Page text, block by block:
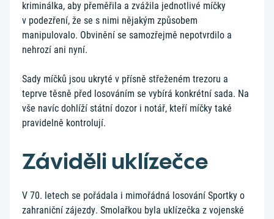
kriminálka, aby přeměřila a zvážila jednotlivé míčky
v podezření, že se s nimi nějakým způsobem
manipulovalo. Obvinění se samozřejmě nepotvrdilo a
nehrozí ani nyní.
Sady míčků jsou ukryté v přísně střeženém trezoru a
teprve těsně před losováním se vybírá konkrétní sada. Na
vše navíc dohlíží státní dozor i notář, kteří míčky také
pravidelně kontrolují.
Záviděli uklízečce
V 70. letech se pořádala i mimořádná losování Sportky o
zahraniční zájezdy. Smolařkou byla uklízečka z vojenské